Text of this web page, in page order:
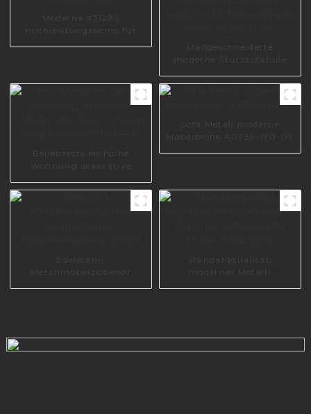
Moderne #31285
Hochleistungsbeine für
Maßgeschneiderte
moderne Stützsofafüße
einfache Möbelbeschläge,
Beliebteste einfache
Wohnung dekorative
schwarz Sofa Beine
Sofa Metall moderne
Möbelbeine A0739-190-09
Edelstahl-
Metallmöbelzubehör
Standardqualität,
modernes Metall-